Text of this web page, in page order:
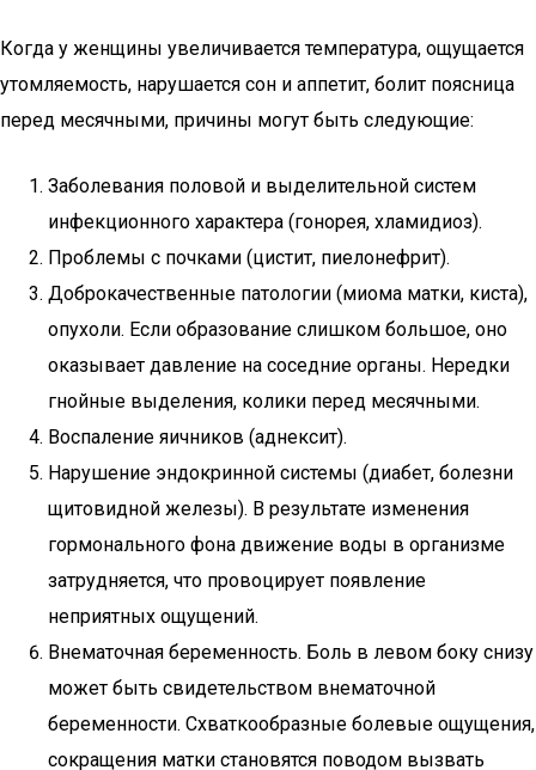
Когда у женщины увеличивается температура, ощущается
утомляемость, нарушается сон и аппетит, болит поясница
перед месячными, причины могут быть следующие:
Заболевания половой и выделительной систем
инфекционного характера (гонорея, хламидиоз).
Проблемы с почками (цистит, пиелонефрит).
Доброкачественные патологии (миома матки, киста),
опухоли. Если образование слишком большое, оно
оказывает давление на соседние органы. Нередки
гнойные выделения, колики перед месячными.
Воспаление яичников (аднексит).
Нарушение эндокринной системы (диабет, болезни
щитовидной железы). В результате изменения
гормонального фона движение воды в организме
затрудняется, что провоцирует появление
неприятных ощущений.
Внематочная беременность. Боль в левом боку снизу
может быть свидетельством внематочной
беременности. Схваткообразные болевые ощущения,
сокращения матки становятся поводом вызвать